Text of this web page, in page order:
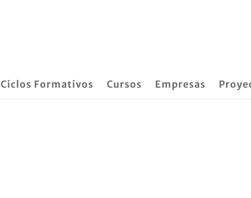
Ciclos Formativos Cursos Empresas